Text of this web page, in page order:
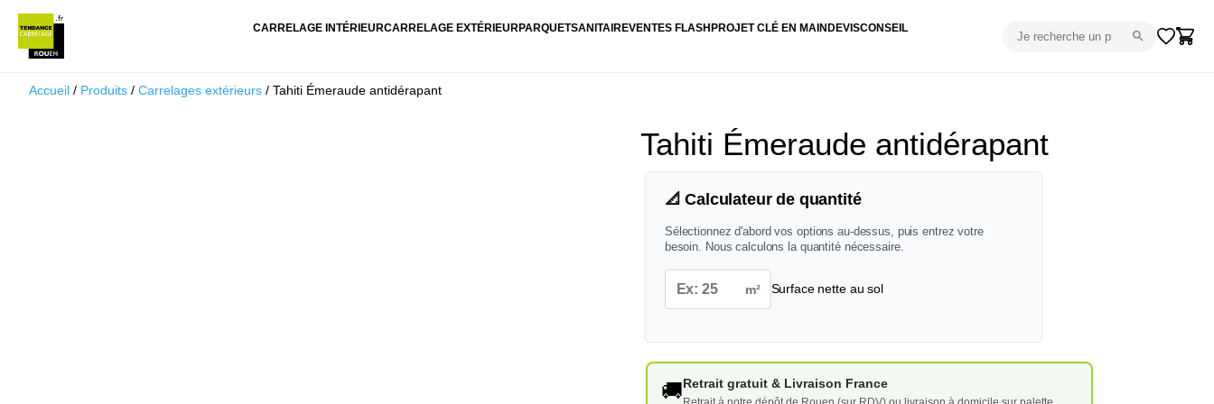
CARRELAGE INTÉRIEURCARRELAGE EXTÉRIEURPARQUETSANITAIREVENTES FLASH PROJET CLÉ EN MAIN DEVISCONSEIL
Accueil / Produits / Carrelages extérieurs / Tahiti Émeraude antidérapant
Tahiti Émeraude antidérapant
📐 Calculateur de quantité
Sélectionnez d'abord vos options au-dessus, puis entrez votre
besoin. Nous calculons la quantité nécessaire.
m² Surface nette au sol
🚚Retrait gratuit & Livraison France